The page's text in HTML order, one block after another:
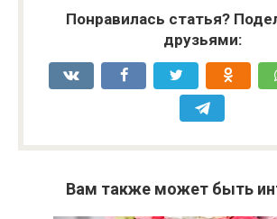
Понравилась статья?
друзьями:
Вам также может быть